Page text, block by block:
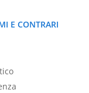
E CONTRARI